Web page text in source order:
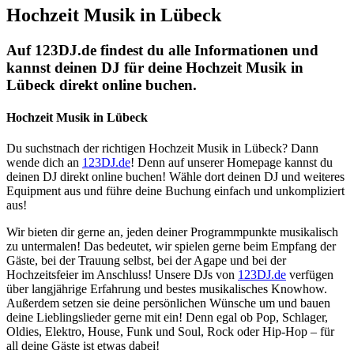
Hochzeit Musik in Lübeck
Auf 123DJ.de findest du alle Informationen und
kannst deinen DJ für deine Hochzeit Musik in
Lübeck direkt online buchen.
Hochzeit Musik in Lübeck
Du suchstnach der richtigen Hochzeit Musik in Lübeck? Dann
wende dich an 123DJ.de! Denn auf unserer Homepage kannst du
deinen DJ direkt online buchen! Wähle dort deinen DJ und weiteres
Equipment aus und führe deine Buchung einfach und unkompliziert
aus!
Wir bieten dir gerne an, jeden deiner Programmpunkte musikalisch
zu untermalen! Das bedeutet, wir spielen gerne beim Empfang der
Gäste, bei der Trauung selbst, bei der Agape und bei der
Hochzeitsfeier im Anschluss! Unsere DJs von 123DJ.de verfügen
über langjährige Erfahrung und bestes musikalisches Knowhow.
Außerdem setzen sie deine persönlichen Wünsche um und bauen
deine Lieblingslieder gerne mit ein! Denn egal ob Pop, Schlager,
Oldies, Elektro, House, Funk und Soul, Rock oder Hip-Hop – für
all deine Gäste ist etwas dabei!